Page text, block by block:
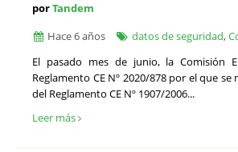
porTandem
Hace 6 años
datos de seguridad,
El pasado mes de junio, la Comisión
Reglamento CE Nº 2020/878 por el que
del Reglamento CE Nº 1907/2006...
Leer más